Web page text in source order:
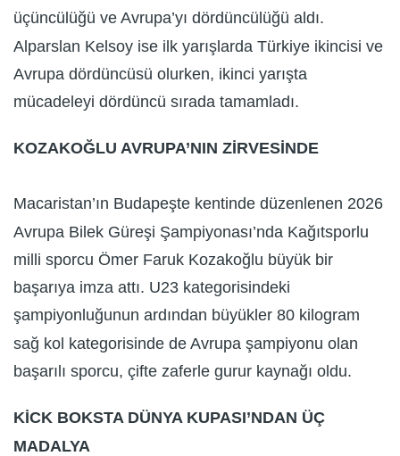
üçüncülüğü ve Avrupa’yı dördüncülüğü aldı.
Alparslan Kelsoy ise ilk yarışlarda Türkiye ikincisi ve
Avrupa dördüncüsü olurken, ikinci yarışta
mücadeleyi dördüncü sırada tamamladı.
KOZAKOĞLU AVRUPA’NIN ZİRVESİNDE
Macaristan’ın Budapeşte kentinde düzenlenen 2026
Avrupa Bilek Güreşi Şampiyonası’nda Kağıtsporlu
milli sporcu Ömer Faruk Kozakoğlu büyük bir
başarıya imza attı. U23 kategorisindeki
şampiyonluğunun ardından büyükler 80 kilogram
sağ kol kategorisinde de Avrupa şampiyonu olan
başarılı sporcu, çifte zaferle gurur kaynağı oldu.
KİCK BOKSTA DÜNYA KUPASI’NDAN ÜÇ
MADALYA